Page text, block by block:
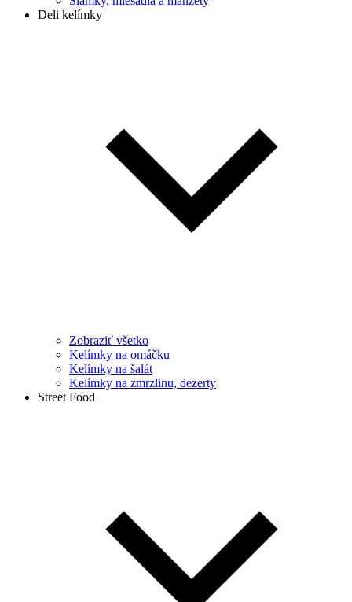
Deli kelímky
Zobraziť všetko
Kelímky na omáčku
Kelímky na šalát
Kelímky na zmrzlinu, dezerty
Street Food